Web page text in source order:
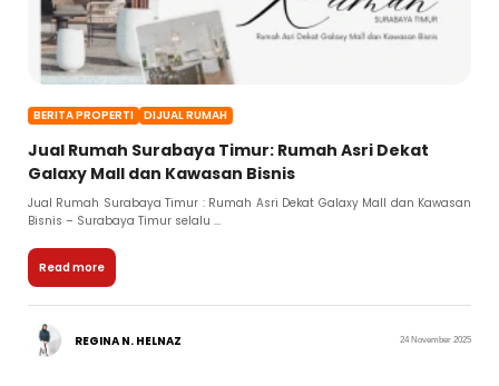
BERITA PROPERTI DIJUAL RUMAH
Jual Rumah Surabaya Timur: Rumah Asri Dekat
Galaxy Mall dan Kawasan Bisnis
Jual Rumah Surabaya Timur : Rumah Asri Dekat Galaxy Mall dan Kawasan
Bisnis – Surabaya Timur selalu ...
Read more
REGINA N. HELNAZ 24 November 2025